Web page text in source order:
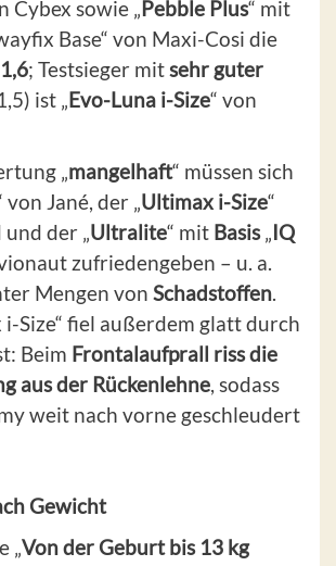
Cybex sowie „Pebble Plus“ mit
Base“ von Maxi-Cosi die
1,6; Testsieger mitsehr guter
ist „Evo-Luna i-Size“ von
„mangelhaft“ müssen sich
von Jané, der „Ultimax i-Size“
der „Ultralite“ mit Basis„IQ
zufriedengeben – u. a.
Mengen von Schadstoffen.
i-Size“ fiel außerdem glatt durch
Beim Frontalaufprall riss die
aus der Rückenlehne, sodass
weit nach vorne geschleudert
Gewicht
„Von der Geburt bis 13 kg